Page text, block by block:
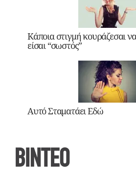
Κάποια στιγμή κουράζεσαι
είσαι “σωστός”
Αυτό Σταματάει Εδώ
ΒΙΝΤΕΟ